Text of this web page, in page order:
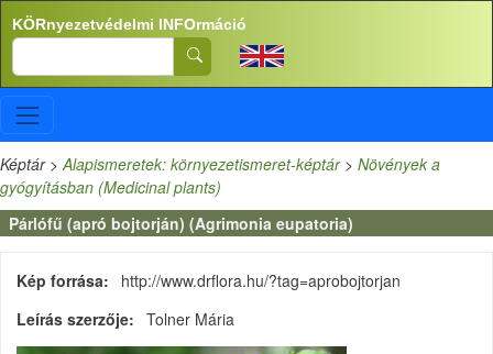
Ugrás a tartalomra
KÖRnyezetvédelmi INFOrmáció
Search
Képtár>Alapismeretek: környezetismeret-képtár> Növények a
gyógyításban (Medicinal plants)
Párlófű (apró bojtorján) (Agrimonia eupatoria)
Kép forrása
http://www.drflora.hu/?tag=aprobojtorjan
Leírás szerzője
Tolner Mária